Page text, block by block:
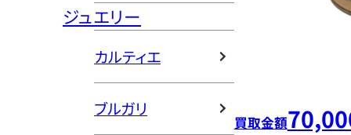
ジュエリー
カルティエ
ブルガリ
買取金額